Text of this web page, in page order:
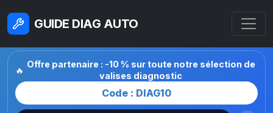
GUIDE DIAG AUTO
🔥
Offre partenaire : -10 % sur toute notre sélection de
valises diagnostic
Code : DIAG10